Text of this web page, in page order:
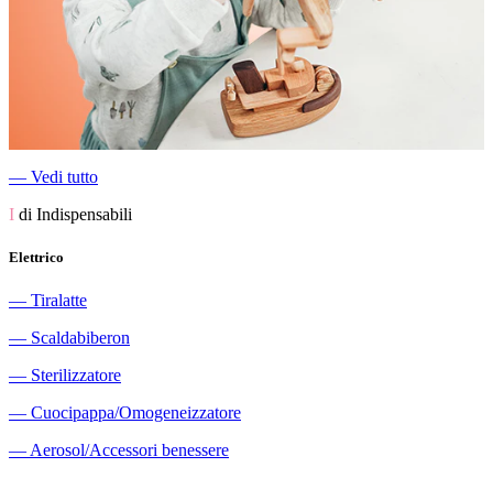
― Vedi tutto
I di Indispensabili
Elettrico
― Tiralatte
― Scaldabiberon
― Sterilizzatore
― Cuocipappa/Omogeneizzatore
― Aerosol/Accessori benessere